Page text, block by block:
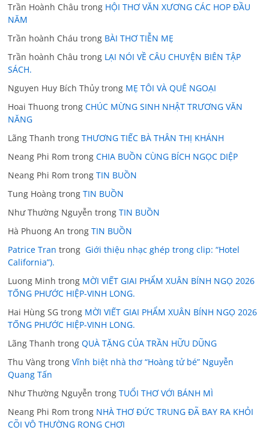
Trần Hoành Châu trong HỘI THƠ VĂN XƯƠNG CÁC HOP ĐẦU
NĂM
Trần hoành Cháu trong BÀI THƠ TIỄN MẸ
Trần hoành Châu trong LẠI NÓI VỀ CÂU CHUYỆN BIÊN TẬP
SÁCH.
Nguyen Huy Bích Thủy trong MẸ TÔI VÀ QUÊ NGOẠI
Hoai Thuong trongCHÚC MỪNG SINH NHẬT TRƯƠNG VĂN
NĂNG
Lãng Thanh trongTHƯƠNG TIẾC BÀ THÂN THỊ KHÁNH
Neang Phi Rom trongCHIA BUỒN CÙNG BÍCH NGỌC DIỆP
Neang Phi Rom trongTIN BUỒN
Tung Hoàng trongTIN BUỒN
Như Thường Nguyễn trongTIN BUỒN
Hà Phuong An trongTIN BUỒN
Patrice Tran trong Giới thiệu nhạc ghép trong clip: “Hotel
California”).
Luong Minh trong MỜI VIẾT GIAI PHẨM XUÂN BÍNH NGỌ 2026
TỐNG PHƯỚC HIỆP-VINH LONG.
Hai Hùng SG trong MỜI VIẾT GIAI PHẨM XUÂN BÍNH NGỌ 2026
TỐNG PHƯỚC HIỆP-VINH LONG.
Lãng Thanh trongQUÀ TẶNG CỦA TRẦN HỮU DŨNG
Thu Vàng trongVĩnh biệt nhà thơ “Hoàng tử bé” Nguyễn
Quang Tấn
Như Thường Nguyễn trongTUỔI THƠ VỚI BÁNH MÌ
Neang Phi Rom trong NHÀ THƠ ĐỨC TRUNG ĐÃ BAY RA KHỎI
CÕI VÔ THƯỜNG RONG CHƠI